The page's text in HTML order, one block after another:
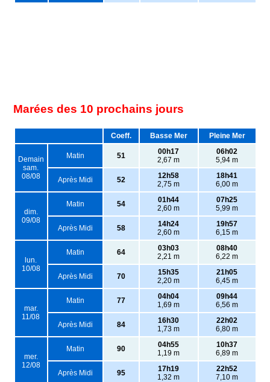
Marées des 10 prochains jours
Coeff. Basse Mer Pleine Mer
Demain
sam.
08/08
Matin 51
00h17
2,67 m
06h02
5,94 m
Après Midi 52
12h58
2,75 m
18h41
6,00 m
dim.
09/08
Matin 54
01h44
2,60 m
07h25
5,99 m
Après Midi 58
14h24
2,60 m
19h57
6,15 m
lun.
10/08
Matin 64
03h03
2,21 m
08h40
6,22 m
Après Midi 70
15h35
2,20 m
21h05
6,45 m
mar.
11/08
Matin 77
04h04
1,69 m
09h44
6,56 m
Après Midi 84
16h30
1,73 m
22h02
6,80 m
mer.
12/08
Matin 90
04h55
1,19 m
10h37
6,89 m
Après Midi 95
17h19
1,32 m
22h52
7,10 m